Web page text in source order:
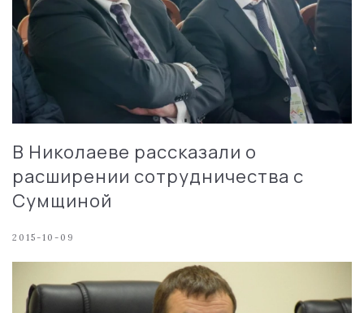
В Николаеве рассказали о
расширении сотрудничества с
Сумщиной
2015-10-09